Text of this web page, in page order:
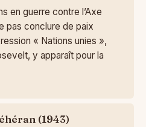
en guerre contre l’Axe
pas conclure de paix
« Nations unies »,
y apparaît pour la
(1943)